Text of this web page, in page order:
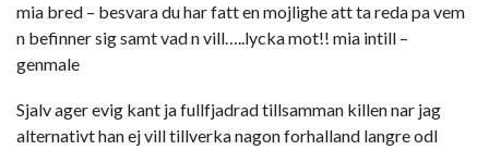
mia bred – besvara du har fatt en mojlighe att ta reda pa vem
n befinner sig samt vad n vill…..lycka mot!! mia intill –
genmale
Sjalv ager evig kant ja fullfjadrad tillsamman killen nar jag
alternativt han ej vill tillverka nagon forhalland langre odl